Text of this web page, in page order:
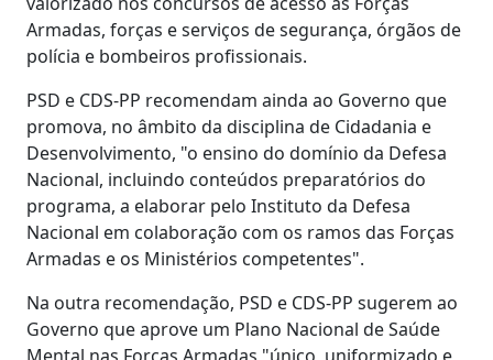
Armadas, forças e serviços de segurança, órgãos de
polícia e bombeiros profissionais.
PSD e CDS-PP recomendam ainda ao Governo que
promova, no âmbito da disciplina de Cidadania e
Desenvolvimento, "o ensino do domínio da Defesa
Nacional, incluindo conteúdos preparatórios do
programa, a elaborar pelo Instituto da Defesa
Nacional em colaboração com os ramos das Forças
Armadas e os Ministérios competentes".
Na outra recomendação, PSD e CDS-PP sugerem ao
Governo que aprove um Plano Nacional de Saúde